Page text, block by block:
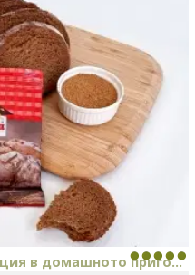
в домашното приго...